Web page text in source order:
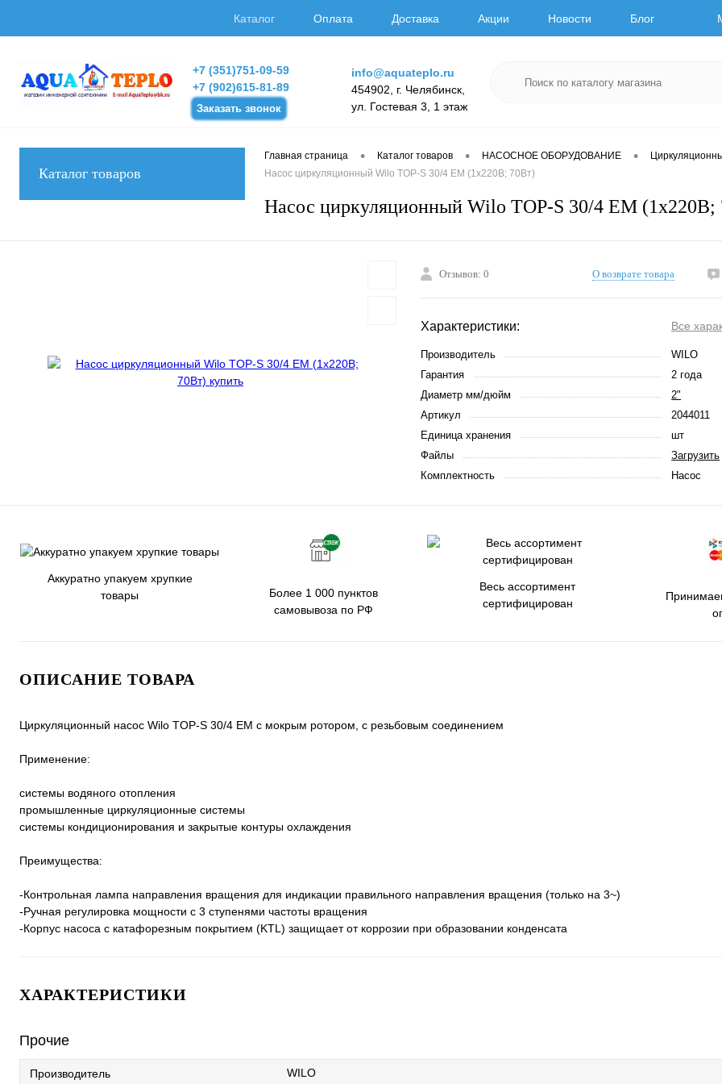
Каталог Оплата Доставка Акции Новости Блог
+7 (351)751-09-59
+7 (902)615-81-89
Заказать звонок
info@aquateplo.ru
454902, г. Челябинск,
ул. Гостевая 3, 1 этаж
Каталог товаров
Главная страница • Каталог товаров • НАСОСНОЕ ОБОРУДОВАНИЕ •
Насос циркуляционный Wilo TOP-S 30/4 EM (1х220В; 70Вт)
Насос циркуляционный Wilo TOP-S 30/4 EM (1х220В;
Отзывов: 0 О возврате товара
Характеристики: Все
Производитель
WILO
Гарантия
2 года
Диаметр мм/дюйм
2"
Артикул
2044011
Единица хранения
шт
Файлы
Загрузить
Комплектность
Насос
Аккуратно упакуем хрупкие
товары
Более 1 000 пунктов
самовывоза по РФ
Весь ассортимент
сертифицирован
ОПИСАНИЕ ТОВАРА
Циркуляционный насос Wilo TOP-S 30/4 EM с мокрым ротором, с резьбовым соединением
Применение:
системы водяного отопления
промышленные циркуляционные системы
системы кондиционирования и закрытые контуры охлаждения
Преимущества:
-Контрольная лампа направления вращения для индикации правильного направления вращения (только на 3~)
-Ручная регулировка мощности с 3 ступенями частоты вращения
-Корпус насоса с катафорезным покрытием (KTL) защищает от коррозии при образовании конденсата
ХАРАКТЕРИСТИКИ
Прочие
Производитель WILO